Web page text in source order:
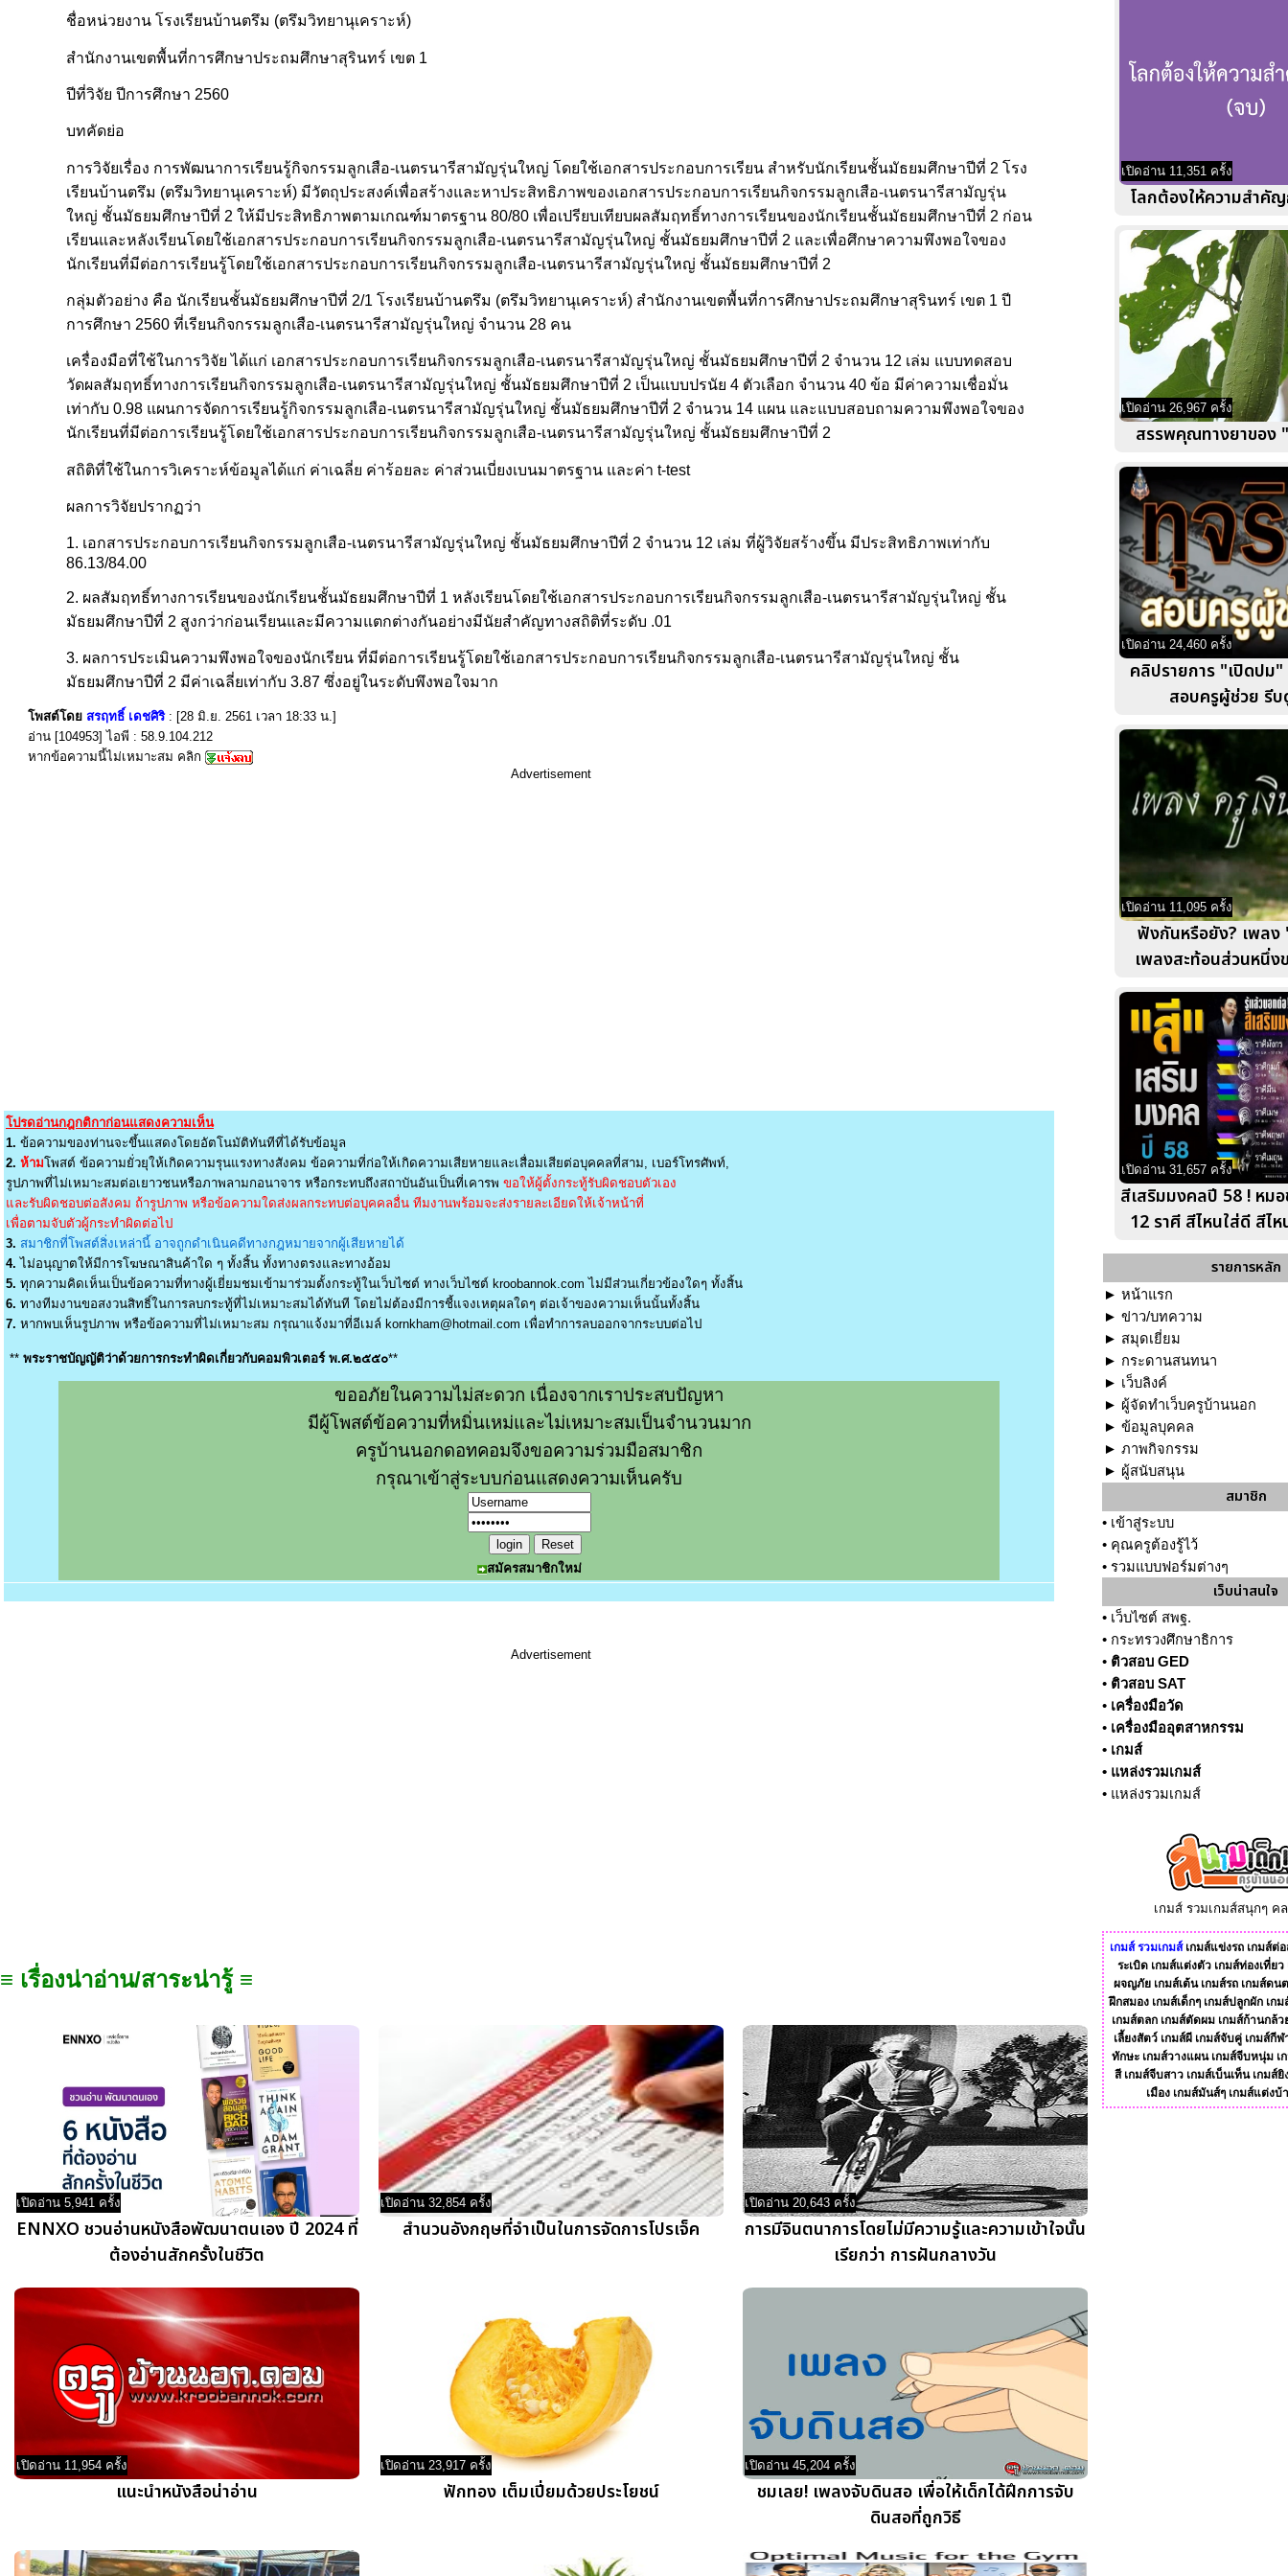
ชื่อหน่วยงาน โรงเรียนบ้านตรึม (ตรึมวิทยานุเคราะห์)
สำนักงานเขตพื้นที่การศึกษาประถมศึกษาสุรินทร์ เขต 1
ปีที่วิจัย ปีการศึกษา 2560
บทคัดย่อ
การวิจัยเรื่อง การพัฒนาการเรียนรู้กิจกรรมลูกเสือ-เนตรนารีสามัญรุ่นใหญ่ โดยใช้เอกสารประกอบการเรียน สำหรับนักเรียนชั้นมัธยมศึกษาปีที่ 2 โรง
เรียนบ้านตรึม (ตรึมวิทยานุเคราะห์) มีวัตถุประสงค์เพื่อสร้างและหาประสิทธิภาพของเอกสารประกอบการเรียนกิจกรรมลูกเสือ-เนตรนารีสามัญรุ่น
ใหญ่ ชั้นมัธยมศึกษาปีที่ 2 ให้มีประสิทธิภาพตามเกณฑ์มาตรฐาน 80/80 เพื่อเปรียบเทียบผลสัมฤทธิ์ทางการเรียนของนักเรียนชั้นมัธยมศึกษาปีที่ 2 ก่อน
เรียนและหลังเรียนโดยใช้เอกสารประกอบการเรียนกิจกรรมลูกเสือ-เนตรนารีสามัญรุ่นใหญ่ ชั้นมัธยมศึกษาปีที่ 2 และเพื่อศึกษาความพึงพอใจของ
นักเรียนที่มีต่อการเรียนรู้โดยใช้เอกสารประกอบการเรียนกิจกรรมลูกเสือ-เนตรนารีสามัญรุ่นใหญ่ ชั้นมัธยมศึกษาปีที่ 2
กลุ่มตัวอย่าง คือ นักเรียนชั้นมัธยมศึกษาปีที่ 2/1 โรงเรียนบ้านตรึม (ตรึมวิทยานุเคราะห์) สำนักงานเขตพื้นที่การศึกษาประถมศึกษาสุรินทร์ เขต 1 ปี
การศึกษา 2560 ที่เรียนกิจกรรมลูกเสือ-เนตรนารีสามัญรุ่นใหญ่ จำนวน 28 คน
เครื่องมือที่ใช้ในการวิจัย ได้แก่ เอกสารประกอบการเรียนกิจกรรมลูกเสือ-เนตรนารีสามัญรุ่นใหญ่ ชั้นมัธยมศึกษาปีที่ 2 จำนวน 12 เล่ม แบบทดสอบ
วัดผลสัมฤทธิ์ทางการเรียนกิจกรรมลูกเสือ-เนตรนารีสามัญรุ่นใหญ่ ชั้นมัธยมศึกษาปีที่ 2 เป็นแบบปรนัย 4 ตัวเลือก จำนวน 40 ข้อ มีค่าความเชื่อมั่น
เท่ากับ 0.98 แผนการจัดการเรียนรู้กิจกรรมลูกเสือ-เนตรนารีสามัญรุ่นใหญ่ ชั้นมัธยมศึกษาปีที่ 2 จำนวน 14 แผน และแบบสอบถามความพึงพอใจของ
นักเรียนที่มีต่อการเรียนรู้โดยใช้เอกสารประกอบการเรียนกิจกรรมลูกเสือ-เนตรนารีสามัญรุ่นใหญ่ ชั้นมัธยมศึกษาปีที่ 2
สถิติที่ใช้ในการวิเคราะห์ข้อมูลได้แก่ ค่าเฉลี่ย ค่าร้อยละ ค่าส่วนเบี่ยงเบนมาตรฐาน และค่า t-test
ผลการวิจัยปรากฏว่า
1. เอกสารประกอบการเรียนกิจกรรมลูกเสือ-เนตรนารีสามัญรุ่นใหญ่ ชั้นมัธยมศึกษาปีที่ 2 จำนวน 12 เล่ม ที่ผู้วิจัยสร้างขึ้น มีประสิทธิภาพเท่ากับ
86.13/84.00
2. ผลสัมฤทธิ์ทางการเรียนของนักเรียนชั้นมัธยมศึกษาปีที่ 1 หลังเรียนโดยใช้เอกสารประกอบการเรียนกิจกรรมลูกเสือ-เนตรนารีสามัญรุ่นใหญ่ ชั้น
มัธยมศึกษาปีที่ 2 สูงกว่าก่อนเรียนและมีความแตกต่างกันอย่างมีนัยสำคัญทางสถิติที่ระดับ .01
3. ผลการประเมินความพึงพอใจของนักเรียน ที่มีต่อการเรียนรู้โดยใช้เอกสารประกอบการเรียนกิจกรรมลูกเสือ-เนตรนารีสามัญรุ่นใหญ่ ชั้น
มัธยมศึกษาปีที่ 2 มีค่าเฉลี่ยเท่ากับ 3.87 ซึ่งอยู่ในระดับพึงพอใจมาก
โพสต์โดย สรฤทธิ์ เดชศิริ : [28 มิ.ย. 2561 เวลา 18:33 น.]
อ่าน [104953] ไอพี : 58.9.104.212
หากข้อความนี้ไม่เหมาะสม คลิก
Advertisement
โปรดอ่านกฎกติกาก่อนแสดงความเห็น
1. ข้อความของท่านจะขึ้นแสดงโดยอัตโนมัติทันทีที่ได้รับข้อมูล
2. ห้ามโพสต์ ข้อความยั่วยุให้เกิดความรุนแรงทางสังคม ข้อความที่ก่อให้เกิดความเสียหายและเสื่อมเสียต่อบุคคลที่สาม, เบอร์โทรศัพท์,
รูปภาพที่ไม่เหมาะสมต่อเยาวชนหรือภาพลามกอนาจาร หรือกระทบถึงสถาบันอันเป็นที่เคารพ ขอให้ผู้ตั้งกระทู้รับผิดชอบตัวเอง
และรับผิดชอบต่อสังคม ถ้ารูปภาพ หรือข้อความใดส่งผลกระทบต่อบุคคลอื่น ทีมงานพร้อมจะส่งรายละเอียดให้เจ้าหน้าที่
เพื่อตามจับตัวผู้กระทำผิดต่อไป
3. สมาชิกที่โพสต์สิ่งเหล่านี้ อาจถูกดำเนินคดีทางกฎหมายจากผู้เสียหายได้
4. ไม่อนุญาตให้มีการโฆษณาสินค้าใด ๆ ทั้งสิ้น ทั้งทางตรงและทางอ้อม
5. ทุกความคิดเห็นเป็นข้อความที่ทางผู้เยี่ยมชมเข้ามาร่วมตั้งกระทู้ในเว็บไซต์ ทางเว็บไซต์ kroobannok.com ไม่มีส่วนเกี่ยวข้องใดๆ ทั้งสิ้น
6. ทางทีมงานขอสงวนสิทธิ์ในการลบกระทู้ที่ไม่เหมาะสมได้ทันที โดยไม่ต้องมีการชี้แจงเหตุผลใดๆ ต่อเจ้าของความเห็นนั้นทั้งสิ้น
7. หากพบเห็นรูปภาพ หรือข้อความที่ไม่เหมาะสม กรุณาแจ้งมาที่อีเมล์ kornkham@hotmail.com เพื่อทำการลบออกจากระบบต่อไป
** พระราชบัญญัติว่าด้วยการกระทำผิดเกี่ยวกับคอมพิวเตอร์ พ.ศ.๒๕๕๐**
ขออภัยในความไม่สะดวก เนื่องจากเราประสบปัญหา
มีผู้โพสต์ข้อความที่หมิ่นเหม่และไม่เหมาะสมเป็นจำนวนมาก
ครูบ้านนอกดอทคอมจึงขอความร่วมมือสมาชิก
กรุณาเข้าสู่ระบบก่อนแสดงความเห็นครับ
สมัครสมาชิกใหม่
Advertisement
≡ เรื่องน่าอ่าน/สาระน่ารู้ ≡
เปิดอ่าน 5,941 ครั้ง
ENNXO ชวนอ่านหนังสือพัฒนาตนเอง ปี 2024 ที่
ต้องอ่านสักครั้งในชีวิต
เปิดอ่าน 32,854 ครั้ง
สำนวนอังกฤษที่จำเป็นในการจัดการโปรเจ็ค
เปิดอ่าน 20,643 ครั้ง
การมีจินตนาการโดยไม่มีความรู้และความเข้าใจนั้น
เรียกว่า การฝันกลางวัน
เปิดอ่าน 11,954 ครั้ง
แนะนำหนังสือน่าอ่าน
เปิดอ่าน 23,917 ครั้ง
ฟักทอง เต็มเปี่ยมด้วยประโยชน์
เปิดอ่าน 45,204 ครั้ง
ชมเลย! เพลงจับดินสอ เพื่อให้เด็กได้ฝึกการจับ
ดินสอที่ถูกวิธี
เปิดอ่าน 11,351 ครั้ง
โลกต้องให้ความสำคั
เปิดอ่าน 26,967 ครั้ง
สรรพคุณทางยาของ
เปิดอ่าน 24,460 ครั้ง
คลิปรายการ "เปิดปม
สอบครูผู้ช่วย รี
เปิดอ่าน 11,095 ครั้ง
ฟังกันหรือยัง? เพลง
เพลงสะท้อนส่วนหนึ่ง
เปิดอ่าน 31,657 ครั้ง
สีเสริมมงคลปี 58 ! หม
12 ราศี สีไหนใส่ดี สีไห
รายการหลัก
► หน้าแรก
► ข่าว/บทความ
► สมุดเยี่ยม
► กระดานสนทนา
► เว็บลิงค์
► ผู้จัดทำเว็บครูบ้านนอก
► ข้อมูลบุคคล
► ภาพกิจกรรม
► ผู้สนับสนุน
สมาชิก
• เข้าสู่ระบบ
• คุณครูต้องรู้ไว้
• รวมแบบฟอร์มต่างๆ
เว็บน่าสนใจ
• เว็บไซต์ สพฐ.
• กระทรวงศึกษาธิการ
• ติวสอบ GED
• ติวสอบ SAT
• เครื่องมือวัด
• เครื่องมืออุตสาหกรรม
• เกมส์
• แหล่งรวมเกมส์
• แหล่งรวมเกมส์
เกมส์ รวมเกมส์สนุกๆ ค
เกมส์ รวมเกมส์ เกมส์แข่งรถ เกมส์ต่อ
ระเบิด เกมส์แต่งตัว เกมส์ท่องเที่ยว
ผจญภัย เกมส์เต้น เกมส์รถ เกมส์ดน
ฝึกสมอง เกมส์เด็กๆ เกมส์ปลูกผัก เก
เกมส์ตลก เกมส์ตัดผม เกมส์ก้านกล้ว
เลี้ยงสัตว์ เกมส์ผี เกมส์จับคู่ เกมส์กีฬ
ทักษะ เกมส์วางแผน เกมส์จีบหนุ่ม เ
สี เกมส์จีบสาว เกมส์เบ็นเท็น เกมส์ยิ
เมือง เกมส์มันส์ๆ เกมส์แต่งบ้